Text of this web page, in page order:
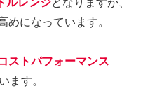
めになっています。
ストパフォーマンス
ます。